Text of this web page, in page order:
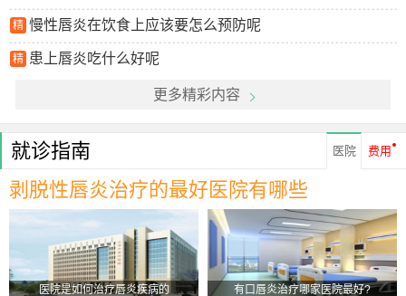
精 慢性唇炎在饮食上应该要怎么预防呢
精 患上唇炎吃什么好呢
更多精彩内容
就诊指南 医院 费用
剥脱性唇炎治疗的最好医院有哪些
医院是如何治疗唇炎疾病的 有口唇炎治疗哪家医院最好?